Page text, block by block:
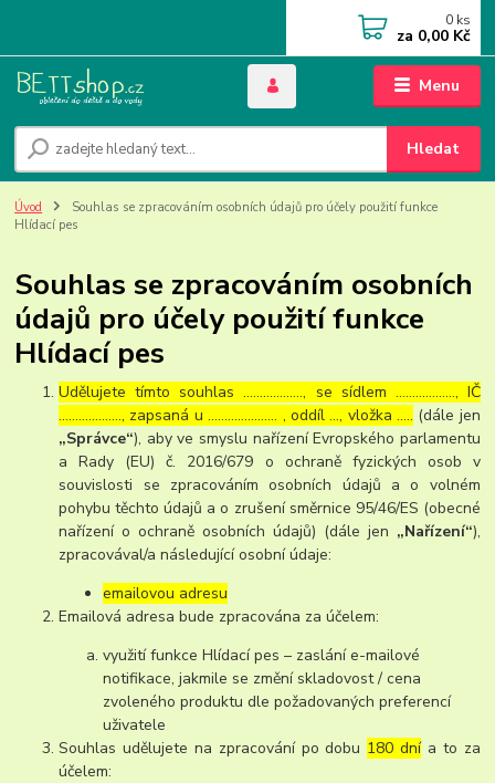
Menu
Hledat
0 ks
za 0,00 Kč
Úvod
Souhlas se zpracováním osobních údajů pro účely použití funkce
Hlídací pes
Souhlas se zpracováním osobních
údajů pro účely použití funkce
Hlídací pes
Udělujete tímto souhlas ……………..., se sídlem ………………, IČ
………………., zapsaná u ………………… , oddíl …, vložka ….. (dále jen
„Správce“), aby ve smyslu nařízení Evropského parlamentu
a Rady (EU) č. 2016/679 o ochraně fyzických osob v
souvislosti se zpracováním osobních údajů a o volném
pohybu těchto údajů a o zrušení směrnice 95/46/ES (obecné
nařízení o ochraně osobních údajů) (dále jen „Nařízení“),
zpracovával/a následující osobní údaje:
emailovou adresu
Emailová adresa bude zpracována za účelem:
využití funkce Hlídací pes – zaslání e-mailové
notifikace, jakmile se změní skladovost / cena
zvoleného produktu dle požadovaných preferencí
uživatele
Souhlas udělujete na zpracování po dobu 180 dnía to za
účelem: